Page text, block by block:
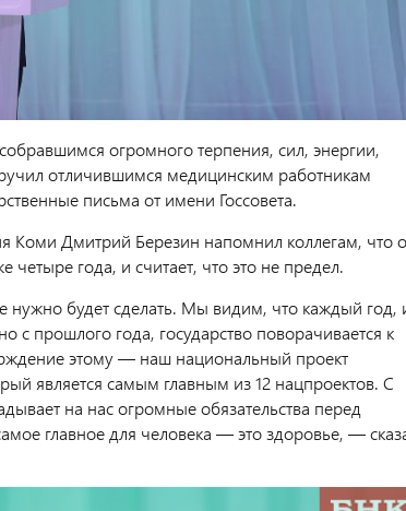
огромного терпения, сил, энергии,
отличившимся медицинским работникам
письма от имени Госсовета.
Коми Дмитрий Березин напомнил коллегам, что
четыре года, и считает, что это не предел.
будет сделать. Мы видим, что каждый год,
с прошлого года, государство поворачивается к
этому — наш национальный проект
является самым главным из 12 нацпроектов. С
на нас огромные обязательства перед
главное для человека — это здоровье, —